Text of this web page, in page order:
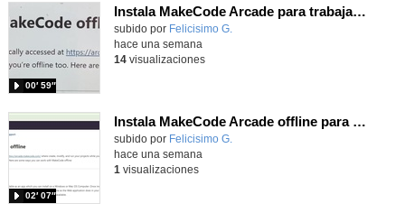
Instala MakeCode Arcade para trabajar offline en tu tablet, ordenador, Chromebook
Contenido educativo.
subido por Felicisimo G.
00′ 59″
hace una semana
14visualizaciones
Instala MakeCode Arcade offline para programar grandes juegos sin necesidad de Internet
Contenido educativo.
subido por Felicisimo G.
02′ 07″
hace una semana
1 visualizaciones